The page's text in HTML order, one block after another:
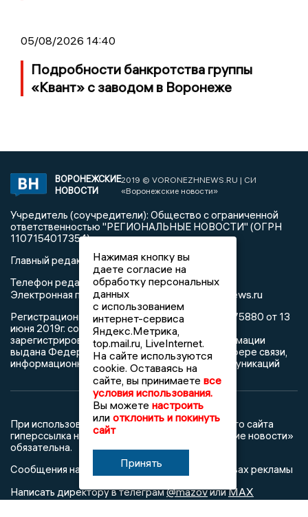
05/08/2026 14:40
Подробности банкротства группы
«Квант» с заводом в Воронеже
ВОРОНЕЖСКИЕ
НОВОСТИ
2019 © VORONEZHNEWS.RU | СИ
«Воронежские новости»
Учредитель (соучредители): Общество с ограниченной
ответственностью "РЕГИОНАЛЬНЫЕ НОВОСТИ" (ОГРН
1107154017354)
Главный редактор: Пирогов А.А.
Телефон редакции: +7 (473) 262 77 92
Электронная почта редакции:
info@voronezhnews.ru
Регистрационный номер: серия Эл № ФС 77 - 75880 от 13
июня 2019г. согласно выписке из реестра
зарегистрированных средств массовой информации
выдана Федеральной службой по надзору в сфере связи,
информационных технологий и массовых коммуникаций
При использовании любого материала с данного сайта
гиперссылка на Сетевое издание «Воронежские новости»
обязательна.
Сообщения на сером фоне размещены на правах рекламы
Написать директору в телеграм@mazovилиMAX
Нажимая кнопку вы
даете согласие на
обработку персональных
данных
с использованием
интернет-сервиса
Яндекс.Метрика,
top.mail.ru, LiveInternet.
На сайте используются
cookie. Оставаясь на
сайте, вы принимаете все
условия использования.
Вы можете настроить
или отклонить и покинуть
сайт
Принять